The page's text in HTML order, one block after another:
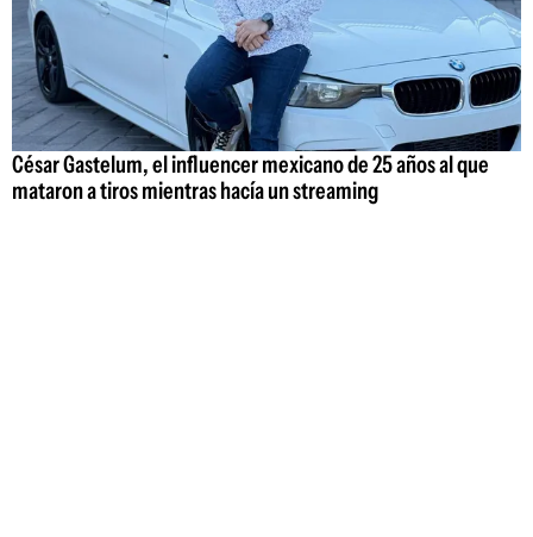
César Gastelum, el influencer mexicano de 25 años al que
mataron a tiros mientras hacía un streaming